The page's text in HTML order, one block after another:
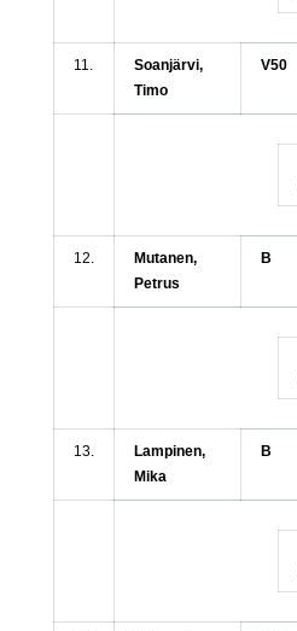
11.
Soanjärvi,
Timo
V50
12.
Mutanen,
Petrus
B
13.
Lampinen,
Mika
B